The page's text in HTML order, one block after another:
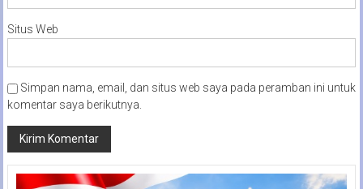
Situs Web
Simpan nama, email, dan situs web saya pada peramban ini untuk
komentar saya berikutnya.